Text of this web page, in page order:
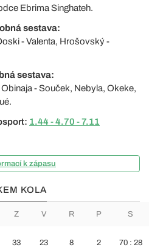
Ebrima Singhateh.
sestava:
- Valenta, Hrošovský -
sestava:
- Souček, Nebyla, Okeke,
1.44 - 4.70 - 7.11
k zápasu
KOLA
Z V R P S
33 23 8 2 70 : 28